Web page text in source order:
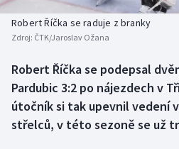
Biatlon
Box
Curling
Aplikace ČT sport
Robert Říčka se raduje z branky
Zdroj: ČTK/Jaroslav Ožana
Robert Říčka se podepsal
Pardubic 3:2 po nájezdech v
útočník si tak upevnil vedení
střelců, v této sezoně se už